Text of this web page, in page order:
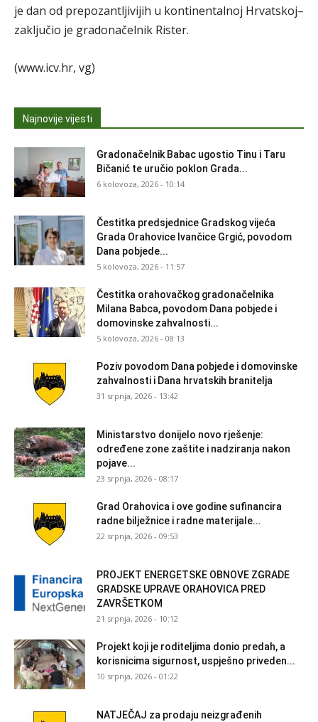
je dan od prepozantljivijih u kontinentalnoj Hrvatskoj–
zaključio je gradonačelnik Rister.
(www.icv.hr, vg)
Najnovije vijesti
Gradonačelnik Babac ugostio Tinu i Taru
Bičanić te uručio poklon Grada...
6 kolovoza, 2026 - 10:14
Čestitka predsjednice Gradskog vijeća
Grada Orahovice Ivančice Grgić, povodom
Dana pobjede...
5 kolovoza, 2026 - 11:57
Čestitka orahovačkog gradonačelnika
Milana Babca, povodom Dana pobjede i
domovinske zahvalnosti...
5 kolovoza, 2026 - 08:13
Poziv povodom Dana pobjede i domovinske
zahvalnosti i Dana hrvatskih branitelja
31 srpnja, 2026 - 13:42
Ministarstvo donijelo novo rješenje:
određene zone zaštite i nadziranja nakon
pojave...
23 srpnja, 2026 - 08:17
Grad Orahovica i ove godine sufinancira
radne bilježnice i radne materijale...
22 srpnja, 2026 - 09:53
PROJEKT ENERGETSKE OBNOVE ZGRADE
GRADSKE UPRAVE ORAHOVICA PRED
ZAVRŠETKOM
21 srpnja, 2026 - 10:12
Projekt koji je roditeljima donio predah, a
korisnicima sigurnost, uspješno priveden...
10 srpnja, 2026 - 01:22
NATJEČAJ za prodaju neizgrađenih